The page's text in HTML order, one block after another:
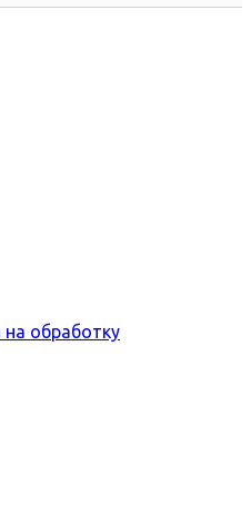
обработку